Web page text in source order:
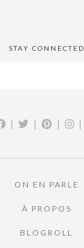
STAY CONNECTED
| | | |
ON EN PARLE
À PROPOS
BLOGROLL